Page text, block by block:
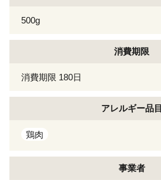
500g
消費期限
消費期限 180日
アレルギー品目
鶏肉
事業者